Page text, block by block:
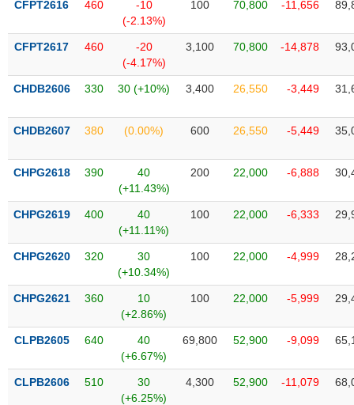
Tâm
thị
trường
CFPT2616 460
-10
(-2.13%)
100 70,800 -11,656
CFPT2617 460
-20
(-4.17%)
3,100 70,800 -14,878
CHDB2606 330 30 (+10%) 3,400 26,550 -3,449
CHDB2607 380 (0.00%) 600 26,550 -5,449
CHPG2618 390
40
(+11.43%)
200 22,000 -6,888
CHPG2619 400
40
(+11.11%)
100 22,000 -6,333
CHPG2620 320
30
(+10.34%)
100 22,000 -4,999
CHPG2621 360
10
(+2.86%)
100 22,000 -5,999
CLPB2605 640
40
(+6.67%)
69,800 52,900 -9,099
CLPB2606 510
30
(+6.25%)
4,300 52,900 -11,079
DÙNG
THIẾT
YẾU
TIÊU
THIẾT
YẾU
CHĂM
SỨC